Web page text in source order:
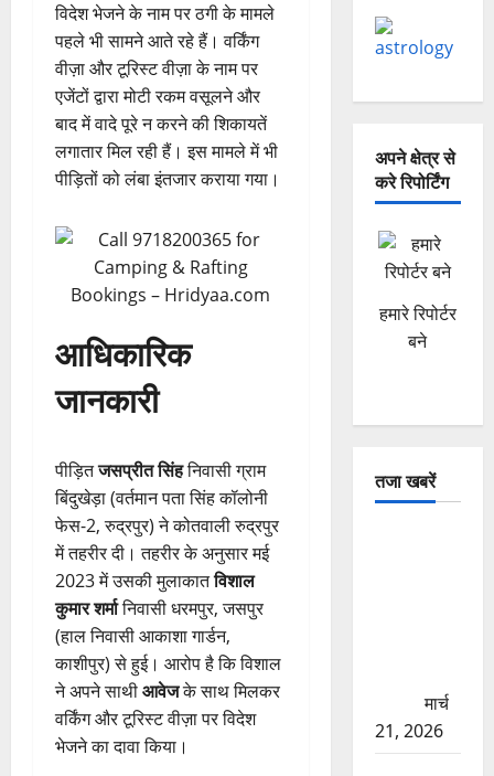
विदेश भेजने के नाम पर ठगी के मामले
पहले भी सामने आते रहे हैं। वर्किंग
वीज़ा और टूरिस्ट वीज़ा के नाम पर
एजेंटों द्वारा मोटी रकम वसूलने और
बाद में वादे पूरे न करने की शिकायतें
लगातार मिल रही हैं। इस मामले में भी
पीड़ितों को लंबा इंतजार कराया गया।
आधिकारिक
जानकारी
पीड़ितजसप्रीत सिंहनिवासी ग्राम
बिंदुखेड़ा (वर्तमान पता सिंह कॉलोनी
फेस-2, रुद्रपुर) ने कोतवाली रुद्रपुर
में तहरीर दी। तहरीर के अनुसार मई
2023 में उसकी मुलाकातविशाल
कुमार शर्मानिवासी धरमपुर, जसपुर
(हाल निवासी आकाशा गार्डन,
काशीपुर) से हुई। आरोप है कि विशाल
ने अपने साथीआवेजके साथ मिलकर
वर्किंग और टूरिस्ट वीज़ा पर विदेश
भेजने का दावा किया।
अपने क्षेत्र से
करे रिपोर्टिंग
हमारे रिपोर्टर
बने
तजा खबरें
मार्च
21, 2026